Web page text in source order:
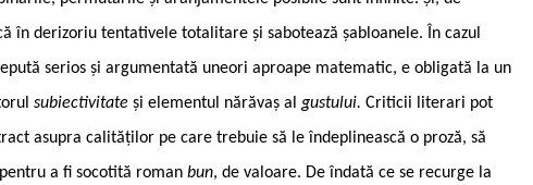
în derizoriu tentativele totalitare și sabotează șabloanele. În cazul
serios și argumentată uneori aproape matematic, e obligată la un
subiectivitate și elementul nărăvaș al gustului. Criticii literari pot
asupra calităților pe care trebuie să le îndeplinească o proză, să
a fi socotită roman bun, de valoare. De îndată ce se recurge la